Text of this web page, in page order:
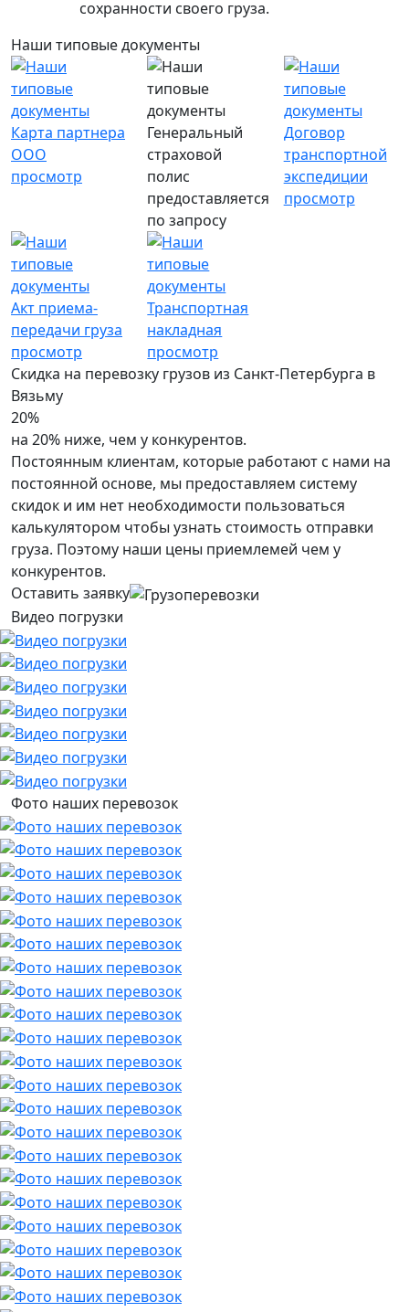
сохранности своего груза.
Наши типовые документы
Карта партнера
ООО
просмотр
Генеральный
страховой
полис
предоставляется
по запросу
Договор
транспортной
экспедиции
просмотр
Акт приема-
передачи груза
просмотр
Транспортная
накладная
просмотр
Скидка на перевозку грузов из Санкт-Петербурга в
Вязьму
20%
на 20% ниже, чем у конкурентов.
Постоянным клиентам, которые работают с нами на
постоянной основе, мы предоставляем систему
скидок и им нет необходимости пользоваться
калькулятором чтобы узнать стоимость отправки
груза. Поэтому наши цены приемлемей чем у
конкурентов.
Оставить заявку
Видео погрузки
Фото наших перевозок